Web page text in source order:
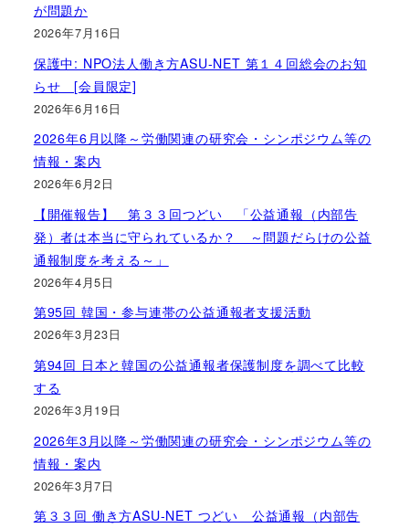
が問題か
2026年7月16日
保護中: NPO法人働き方ASU-NET 第１４回総会のお知
らせ [会員限定]
2026年6月16日
2026年6月以降～労働関連の研究会・シンポジウム等の
情報・案内
2026年6月2日
【開催報告】 第３３回つどい 「公益通報（内部告
発）者は本当に守られているか？ ～問題だらけの公益
通報制度を考える～」
2026年4月5日
第95回 韓国・参与連帯の公益通報者支援活動
2026年3月23日
第94回 日本と韓国の公益通報者保護制度を調べて比較
する
2026年3月19日
2026年3月以降～労働関連の研究会・シンポジウム等の
情報・案内
2026年3月7日
第３３回 働き方ASU-NET つどい 公益通報（内部告